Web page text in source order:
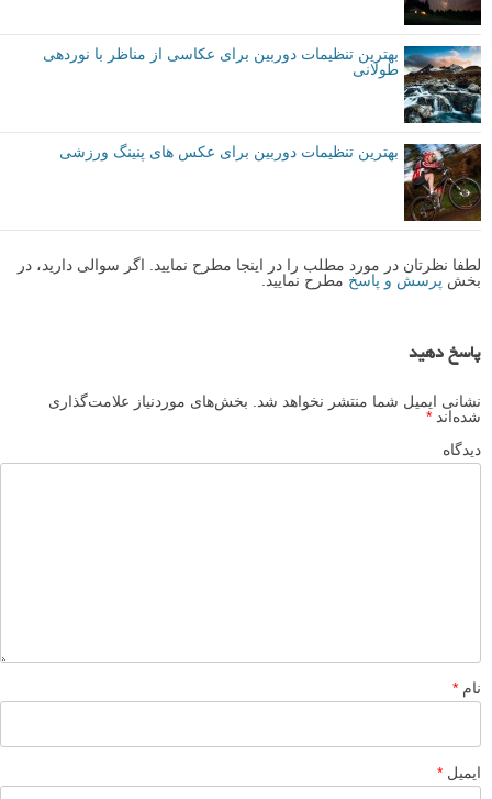
برای به دست آوردن رنگ مناسب، تراز سفیدی خود را تنظیم کنید.
چرا از تراز سفیدی خودکار استفاده نکنیم؟ من متوجه شده ام که تراز سفید
خودکار هیچ وقت درست کار نمی کند. رنگ ها همیشه بسیار پراکنده و کسل
احتمالا متوجه خواهید شد که همه چیز واقعا بهتر می شود.
حسب درجه کلوین اندازه گیری می شود)، اگر می خواهید کنترل بسیار دقیق